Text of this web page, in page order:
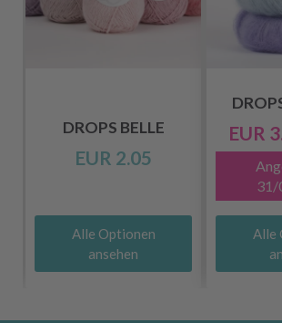
DROPS BELLE
EUR 2.05
Alle Optionen
ansehen
EUR
31/
Alle